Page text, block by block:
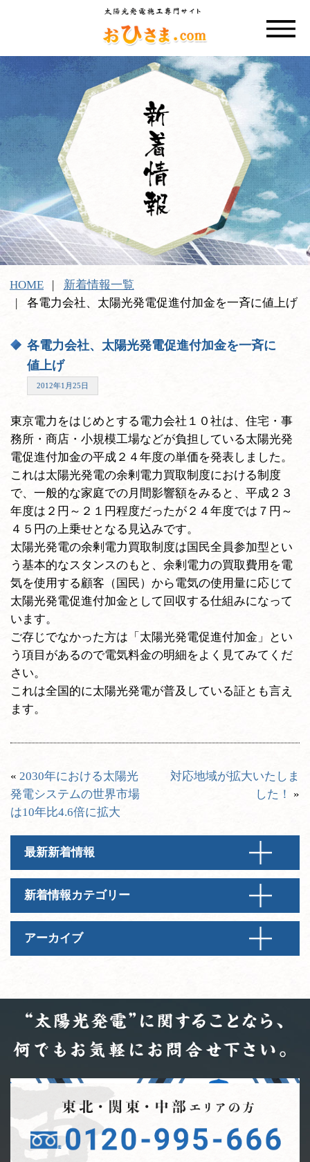
HOME
新着情報一覧
各電力会社、太陽光発電促進付加金を一斉に値上げ
各電力会社、太陽光発電促進付加金を一斉に
値上げ
2012年1月25日
東京電力をはじめとする電力会社１０社は、住宅・事
務所・商店・小規模工場などが負担している太陽光発
電促進付加金の平成２４年度の単価を発表しました。
これは太陽光発電の余剰電力買取制度における制度
で、一般的な家庭での月間影響額をみると、平成２３
年度は２円～２１円程度だったが２４年度では７円～
４５円の上乗せとなる見込みです。
太陽光発電の余剰電力買取制度は国民全員参加型とい
う基本的なスタンスのもと、余剰電力の買取費用を電
気を使用する顧客（国民）から電気の使用量に応じて
太陽光発電促進付加金として回収する仕組みになって
います。
ご存じでなかった方は「太陽光発電促進付加金」とい
う項目があるので電気料金の明細をよく見てみてくだ
さい。
これは全国的に太陽光発電が普及している証とも言え
ます。
« 2030年における太陽光
発電システムの世界市場
は10年比4.6倍に拡大
対応地域が拡大いたしま
した！
»
最新新着情報
新着情報カテゴリー
アーカイブ